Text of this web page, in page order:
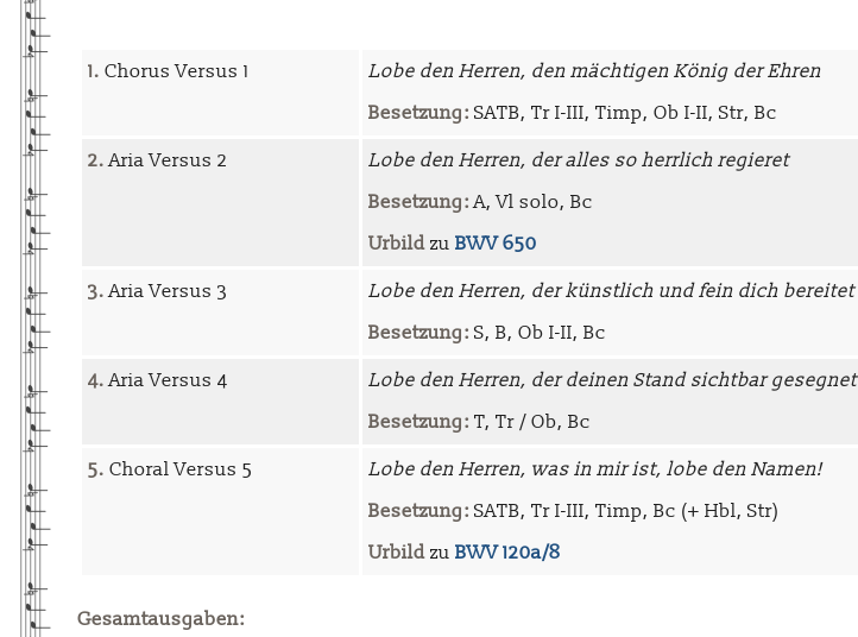
1. Chorus Versus 1
Lobe den Herren, den mächtigen König der Ehren
Besetzung: SATB, Tr I-III, Timp, Ob I-II, Str, Bc
2.Aria Versus 2
Lobe den Herren, der alles so herrlich regieret
Besetzung:A, Vl solo, Bc
Urbild zu BWV 650
3.Aria Versus 3
Lobe den Herren, der künstlich und fein dich bereitet
Besetzung: S, B, Ob I-II, Bc
4.Aria Versus 4
Lobe den Herren, der deinen Stand sichtbar gesegnet
Besetzung: T, Tr / Ob, Bc
5. Choral Versus 5
Lobe den Herren, was in mir ist, lobe den Namen!
Besetzung: SATB, Tr I-III, Timp, Bc (+ Hbl, Str)
Urbild zu BWV 120a/8
Gesamtausgaben: